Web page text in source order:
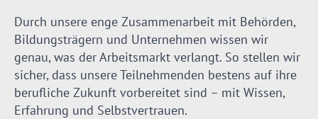
Durch unsere enge Zusammenarbeit mit Behörden,
Bildungsträgern und Unternehmen wissen wir
genau, was der Arbeitsmarkt verlangt. So stellen wir
sicher, dass unsere Teilnehmenden bestens auf ihre
berufliche Zukunft vorbereitet sind – mit Wissen,
Erfahrung und Selbstvertrauen.